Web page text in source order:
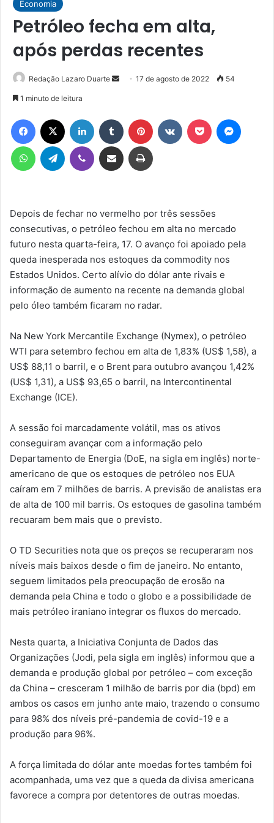
Economia
Petróleo fecha em alta,
após perdas recentes
Redação Lazaro Duarte
Mande
mail
17 de agosto de 2022 54
1 minuto de leitura
Facebook Linkedin Tumblr Pinterest Pocket
WhatsAppTelegram Viber Compartilhar via e-mail Imprimir
Depois de fechar no vermelho por três sessões
consecutivas, o petróleo fechou em alta no mercado
futuro nesta quarta-feira, 17. O avanço foi apoiado pela
queda inesperada nos estoques da commodity nos
Estados Unidos. Certo alívio do dólar ante rivais e
informação de aumento na recente na demanda global
pelo óleo também ficaram no radar.
Na New York Mercantile Exchange (Nymex), o petróleo
WTI para setembro fechou em alta de 1,83% (US$ 1,58), a
US$ 88,11 o barril, e o Brent para outubro avançou 1,42%
(US$ 1,31), a US$ 93,65 o barril, na Intercontinental
Exchange (ICE).
A sessão foi marcadamente volátil, mas os ativos
conseguiram avançar com a informação pelo
Departamento de Energia (DoE, na sigla em inglês) norte-
americano de que os estoques de petróleo nos EUA
caíram em 7 milhões de barris. A previsão de analistas era
de alta de 100 mil barris. Os estoques de gasolina também
recuaram bem mais que o previsto.
O TD Securities nota que os preços se recuperaram nos
níveis mais baixos desde o fim de janeiro. No entanto,
seguem limitados pela preocupação de erosão na
demanda pela China e todo o globo e a possibilidade de
mais petróleo iraniano integrar os fluxos do mercado.
Nesta quarta, a Iniciativa Conjunta de Dados das
Organizações (Jodi, pela sigla em inglês) informou que a
demanda e produção global por petróleo – com exceção
da China – cresceram 1 milhão de barris por dia (bpd) em
ambos os casos em junho ante maio, trazendo o consumo
para 98% dos níveis pré-pandemia de covid-19 e a
produção para 96%.
A força limitada do dólar ante moedas fortes também foi
acompanhada, uma vez que a queda da divisa americana
favorece a compra por detentores de outras moedas.